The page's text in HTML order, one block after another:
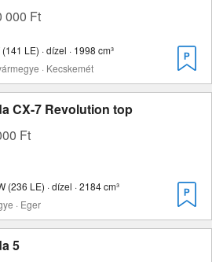
000 Ft
LE) · dízel · 1998 cm³
· Kecskemét
CX-7 Revolution top
Ft
(236 LE) · dízel · 2184 cm³
· Eger
5